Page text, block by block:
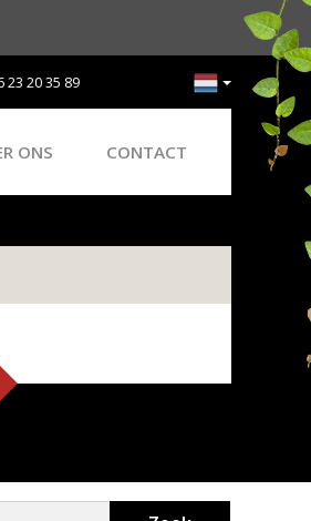
23 20 35 89
ONS CONTACT